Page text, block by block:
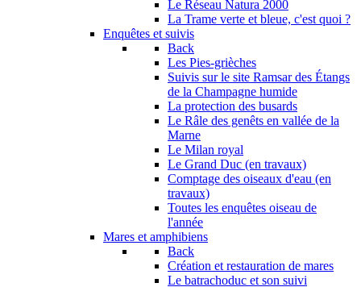
Le Réseau Natura 2000
La Trame verte et bleue, c'est quoi ?
Enquêtes et suivis
Back
Les Pies-grièches
Suivis sur le site Ramsar des Étangs
de la Champagne humide
La protection des busards
Le Râle des genêts en vallée de la
Marne
Le Milan royal
Le Grand Duc (en travaux)
Comptage des oiseaux d'eau (en
travaux)
Toutes les enquêtes oiseau de
l'année
Mares et amphibiens
Back
Création et restauration de mares
Le batrachoduc et son suivi